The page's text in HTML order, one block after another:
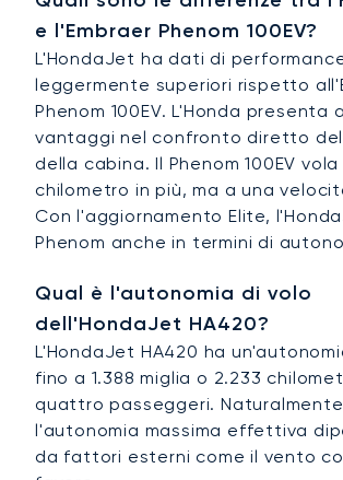
e l'Embraer Phenom 100EV?
L'HondaJet ha dati di
leggermente superiori rispetto
Phenom 100EV. L'Honda presenta
vantaggi nel confronto diretto del
della cabina. Il Phenom 100EV
chilometro in più, ma a una
Con l'aggiornamento Elite,
Phenom anche in termini di
Qual è l'autonomia di volo
dell'HondaJet HA420?
L'HondaJet HA420 ha
fino a 1.388 miglia o 2.233
quattro passeggeri.
l'autonomia massima effettiva
da fattori esterni come il vento